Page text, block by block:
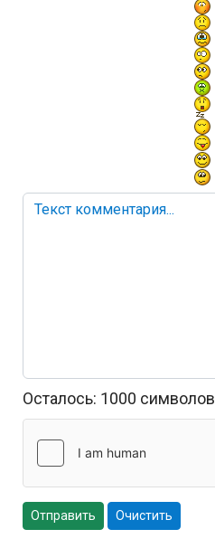
Осталось: 1000 символов
Отправить Очистить